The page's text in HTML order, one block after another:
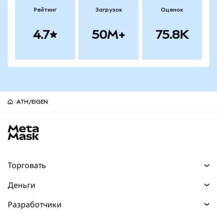
Рейтинг
4.7
Загрузок
50M+
Оценок
75.8K
ATH/EIGEN
Торговать
Прогнозы
Деньги
Разработчики